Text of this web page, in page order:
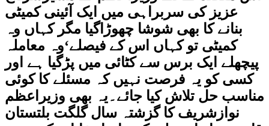
عزیز کی سربراہی میں ایک آئینی کمیٹی
بنانے کا بھی شوشا چھوڑاگیا مگر کہاں وہ
کمیٹی تو کہاں اس کے فیصلے‘وہ معاملہ
پیچھلے ایک برس سے کٹائی میں پڑگیا ہے اور
کسی کو یہ فرصت نہیں کہ مسئلے کا کوئی
مناسب حل تلاش کیا جائے۔یہ بھی وزیراعظم
نوازشریف کا گزشتہ سال گلگت بلتستان